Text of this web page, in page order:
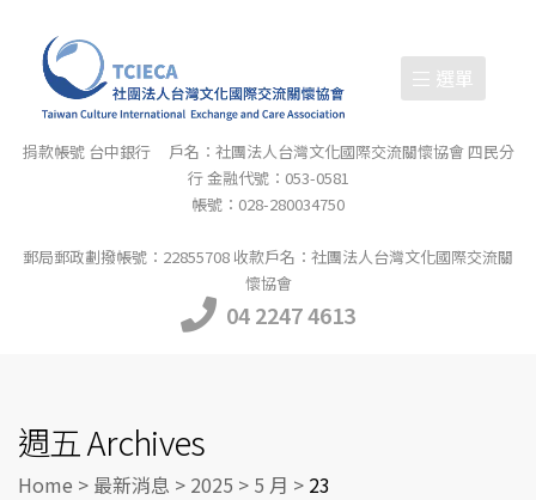
選單
捐款帳號 台中銀行 戶名：社團法人台灣文化國際交流關懷協會 四民分
行 金融代號：053-0581
帳號：028-280034750
郵局郵政劃撥帳號：22855708 收款戶名：社團法人台灣文化國際交流關
懷協會
04 2247 4613
週五 Archives
Home > 最新消息 > 2025 > 5 月 > 23